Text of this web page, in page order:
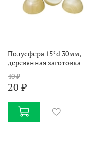
Полусфера 15*d 30мм,
деревянная заготовка
40 ₽
20 ₽